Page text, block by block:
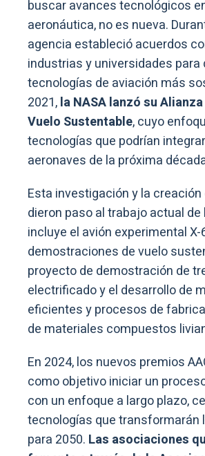
buscar avances tecnológicos
aeronáutica, no es nueva.
agencia estableció acuerdos
industrias y universidades para
tecnologías de aviación más
2021,la NASA lanzó su
Vuelo Sustentable, cuyo
tecnologías que podrían
aeronaves de la próxima
Esta investigación y la
dieron paso al trabajo actual de
incluye el avión experimental X-
demostraciones de vuelo
proyecto de demostración de
electrificado y el desarrollo de
eficientes y procesos de
de materiales compuestos
En 2024, los nuevos premios
como objetivo iniciar un
con un enfoque a largo plazo,
tecnologías que transformarán
para 2050. Las asociaciones